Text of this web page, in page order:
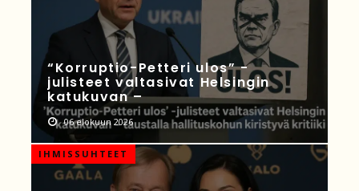
“Korruptio-Petteri ulos” -
julisteet valtasivat Helsingin
katukuvan –
06 elokuun 2026
IHMISSUHTEET